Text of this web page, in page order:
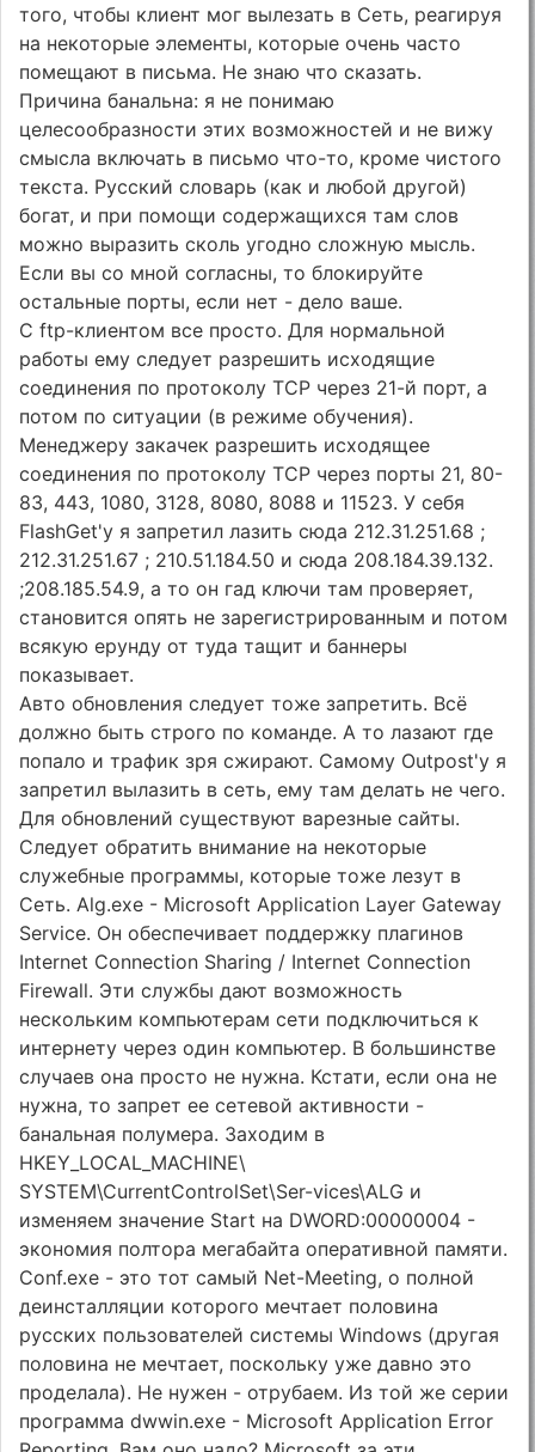
того, чтобы клиент мог вылезать в Сеть, реагируя
на некоторые элементы, которые очень часто
помещают в письма. Не знаю что сказать.
Причина банальна: я не понимаю
целесообразности этих возможностей и не вижу
смысла включать в письмо что-то, кроме чистого
текста. Русский словарь (как и любой другой)
богат, и при помощи содержащихся там слов
можно выразить сколь угодно сложную мысль.
Если вы со мной согласны, то блокируйте
остальные порты, если нет - дело ваше.
С ftp-клиентом все просто. Для нормальной
работы ему следует разрешить исходящие
соединения по протоколу TCP через 21-й порт, а
потом по ситуации (в режиме обучения).
Менеджеру закачек разрешить исходящее
соединения по протоколу TCP через порты 21, 80-
83, 443, 1080, 3128, 8080, 8088 и 11523. У себя
FlashGet'y я запретил лазить сюда 212.31.251.68 ;
212.31.251.67 ; 210.51.184.50 и сюда 208.184.39.132.
;208.185.54.9, а то он гад ключи там проверяет,
становится опять не зарегистрированным и потом
всякую ерунду от туда тащит и баннеры
показывает.
Авто обновления следует тоже запретить. Всё
должно быть строго по команде. А то лазают где
попало и трафик зря сжирают. Самому Outpost'у я
запретил вылазить в сеть, ему там делать не чего.
Для обновлений существуют варезные сайты.
Следует обратить внимание на некоторые
служебные программы, которые тоже лезут в
Сеть. Alg.exe - Microsoft Application Layer Gateway
Service. Он обеспечивает поддержку плагинов
Internet Connection Sharing / Internet Connection
Firewall. Эти службы дают возможность
нескольким компьютерам сети подключиться к
интернету через один компьютер. В большинстве
случаев она просто не нужна. Кстати, если она не
нужна, то запрет ее сетевой активности -
банальная полумера. Заходим в
HKEY_LOCAL_MACHINE\
SYSTEM\CurrentControlSet\Ser-vices\ALG и
изменяем значение Start на DWORD:00000004 -
экономия полтора мегабайта оперативной памяти.
Conf.exe - это тот самый Net-Meeting, о полной
деинсталляции которого мечтает половина
русских пользователей системы Windows (другая
половина не мечтает, поскольку уже давно это
проделала). Не нужен - отрубаем. Из той же серии
программа dwwin.exe - Microsoft Application Error